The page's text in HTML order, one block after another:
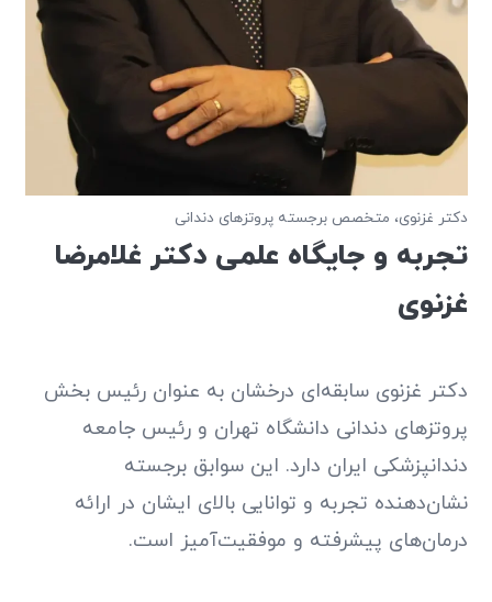
دکتر غزنوی، متخصص برجسته پروتزهای دندانی
تجربه و جایگاه علمی دکتر غلامرضا
غزنوی
دکتر غزنوی سابقه‌ای درخشان به عنوان رئیس بخش
پروتزهای دندانی دانشگاه تهران و رئیس جامعه
دندانپزشکی ایران دارد. این سوابق برجسته
نشان‌دهنده تجربه و توانایی بالای ایشان در ارائه
درمان‌های پیشرفته و موفقیت‌آمیز است.